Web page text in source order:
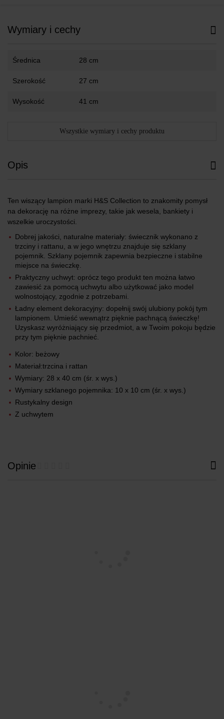
Wymiary i cechy
Średnica 28 cm
Szerokość 27 cm
Wysokość 41 cm
Wszystkie wymiary i cechy produktu
Opis
Ten wiszący lampion marki H&S Collection to znakomity pomysł
na dekorację na różne imprezy, takie jak wesela, bankiety i
wszelkie uroczystości.
Dobrej jakości, naturalne materiały: świecznik wykonano z
trzciny i rattanu, a w jego wnętrzu znajduje się szklany
pojemnik. Szklany pojemnik zapewnia bezpieczne i stabilne
miejsce na świeczkę.
Praktyczny uchwyt: oprócz tego produkt ten można łatwo
zawiesić za pomocą uchwytu albo użytkować jako model
wolnostojący, zgodnie z potrzebami.
Ładny element dekoracyjny: dopełnij swój ulubiony pokój tym
lampionem. Umieść wewnątrz pięknie pachnącą świeczkę!
Uzyskasz wyróżniający się przedmiot, a w Twoim pokoju będzie
przy tym pięknie pachnieć.
Kolor: beżowy
Materiał:trzcina i rattan
Wymiary: 28 x 40 cm (śr. x wys.)
Wymiary szklanego pojemnika: 10 x 10 cm (śr. x wys.)
Rustykalny design
Z uchwytem
Opinie